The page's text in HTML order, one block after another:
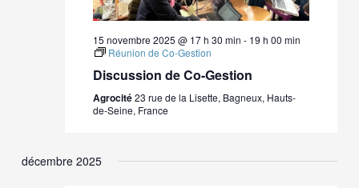
15 novembre 2025 @ 17 h 30 min - 19 h 00 min
Réunion de Co-Gestion
Discussion de Co-Gestion
Agrocité23 rue de la Lisette, Bagneux, Hauts-
de-Seine, France
décembre 2025